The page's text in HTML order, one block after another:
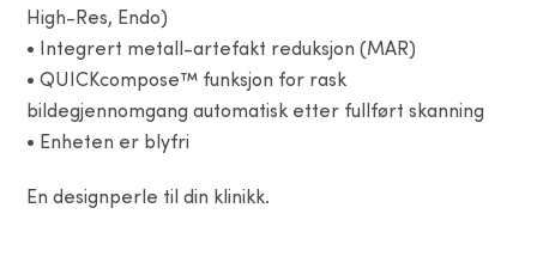
High-Res, Endo)
• Integrert metall-artefakt reduksjon (MAR)
• QUICKcompose™ funksjon for rask
bildegjennomgang automatisk etter fullført skanning
• Enheten er blyfri
En designperle til din klinikk.